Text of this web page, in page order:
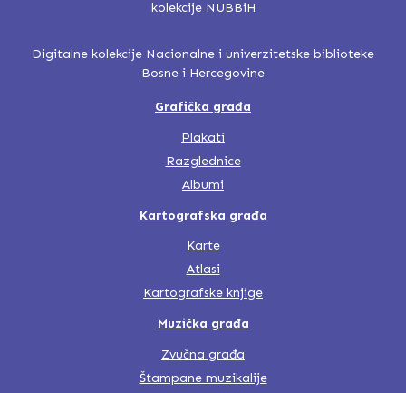
Digitalne kolekcije Nacionalne i univerzitetske biblioteke
Bosne i Hercegovine
Grafička građa
Plakati
Razglednice
Albumi
Kartografska građa
Karte
Atlasi
Kartografske knjige
Muzička građa
Zvučna građa
Štampane muzikalije